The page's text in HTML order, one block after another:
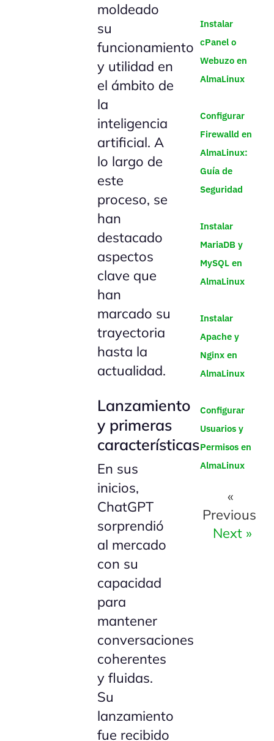
moldeado
su
funcionamiento
y utilidad en
el ámbito de
la
inteligencia
artificial. A
lo largo de
este
proceso, se
han
destacado
aspectos
clave que
han
marcado su
trayectoria
hasta la
actualidad.
Lanzamiento
y primeras
características
En sus
inicios,
ChatGPT
sorprendió
al mercado
con su
capacidad
para
mantener
conversaciones
coherentes
y fluidas.
Su
lanzamiento
fue recibido
Instalar
cPanel o
Webuzo en
AlmaLinux
Configurar
Firewalld en
AlmaLinux:
Guía de
Seguridad
Instalar
MariaDB y
MySQL en
AlmaLinux
Instalar
Apache y
Nginx en
AlmaLinux
Configurar
Usuarios y
Permisos en
AlmaLinux
«
Previous
Next »